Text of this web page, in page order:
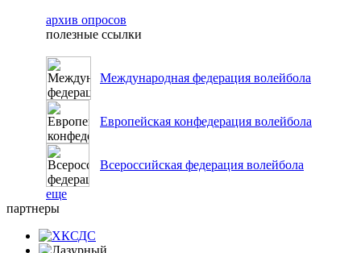
архив опросов
полезные ссылки
Международная федерация волейбола
Европейская конфедерация волейбола
Всероссийская федерация волейбола
еще
партнеры